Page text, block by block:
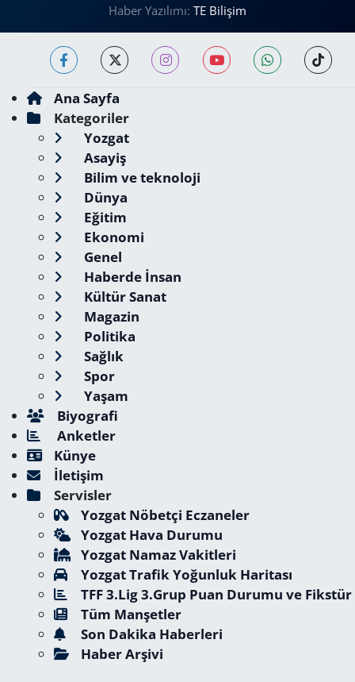
Haber Yazılımı: TE Bilişim
Ana Sayfa
Kategoriler
Yozgat
Asayiş
Bilim ve teknoloji
Dünya
Eğitim
Ekonomi
Genel
Haberde İnsan
Kültür Sanat
Magazin
Politika
Sağlık
Spor
Yaşam
Biyografi
Anketler
Künye
İletişim
Servisler
Yozgat Nöbetçi Eczaneler
Yozgat Hava Durumu
Yozgat Namaz Vakitleri
Yozgat Trafik Yoğunluk Haritası
TFF 3.Lig 3.Grup Puan Durumu ve Fikstür
Tüm Manşetler
Son Dakika Haberleri
Haber Arşivi